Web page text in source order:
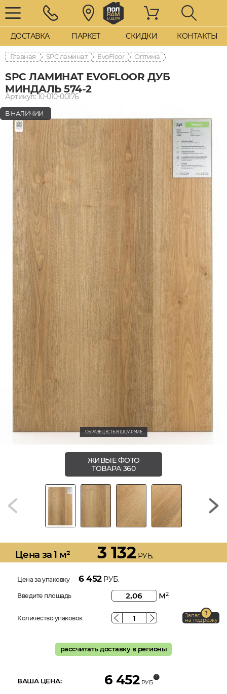
ДОСТАВКА ПАРКЕТ СКИДКИ КОНТАКТЫ
Главная SPC ламинат EvoFloor Оптима
SPC ЛАМИНАТ EVOFLOOR ДУБ
МИНДАЛЬ 574-2
Артикул: 10-010-00176
В НАЛИЧИИ
ОБРАЗЕЦ ЕСТЬ В ШОУ-РУМЕ
ЖИВЫЕ ФОТО
ТОВАРА 360
Цена за 1 м² 3 132РУБ.
Цена за упаковку 6 452РУБ.
Введите площадь м2
Количество упаковок Запас
на подрезку
рассчитать доставку в регионы
ВАША ЦЕНА: 6 452 РУБ.